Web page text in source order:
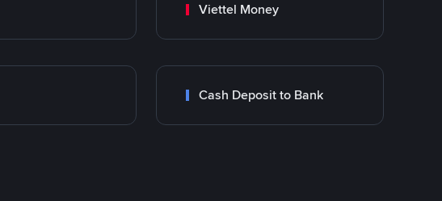
Viettel Money
Cash Deposit to Bank